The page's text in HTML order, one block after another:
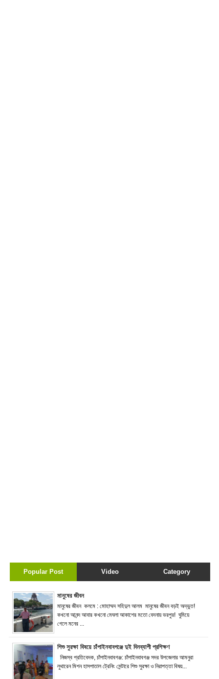
Popular Post Video Category
মানুষের জীবন
মানুষের জীবন কলমে : মোহাম্মদ সহিদুল আলম মানুষের জীবন বড়ই অদ্ভুত!
কখনো আনন্দ আবার কখনো মেঘলা আকাশের মতো বেদনায় ভরপুর! ঘুমিয়ে
গেলে মনের ...
শিশু সুরক্ষা বিষয়ে চাঁপাইনবাবগঞ্জে দুই দিনব্যাপী প্রশিক্ষণ
নিজস্ব প্রতিবেদক, চাঁপাইনবাবগঞ্জ: চাঁপাইনবাবগঞ্জ সদর উপজেলার আমনুরা
লুথারেন মিশন হাসপাতাল ট্রেনিং সেন্টারে শিশু সুরক্ষা ও নিরাপত্তা বিষয়...